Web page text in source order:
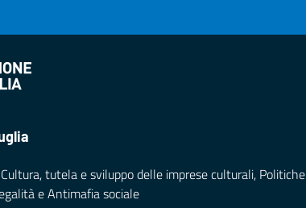
tutela e sviluppo delle imprese culturali, Politiche
e Antimafia sociale